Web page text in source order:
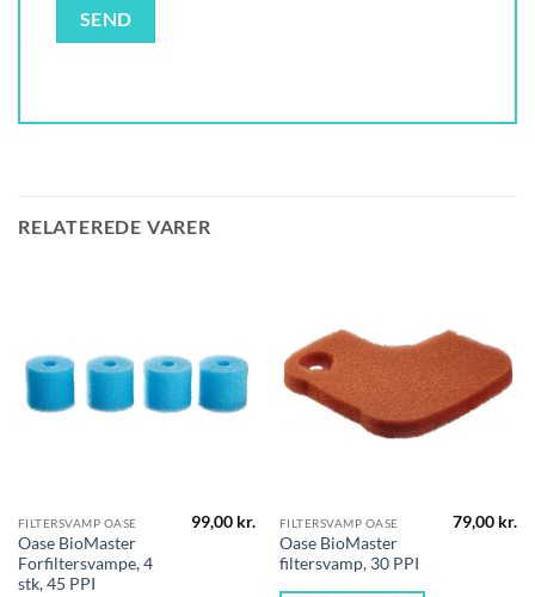
RELATEREDE VARER
FILTERSVAMP OASE
Oase BioMaster
Forfiltersvampe, 4
stk, 45 PPI
99,00 kr. FILTERSVAMP OASE
Oase BioMaster
filtersvamp, 30 PPI
79,00 kr.